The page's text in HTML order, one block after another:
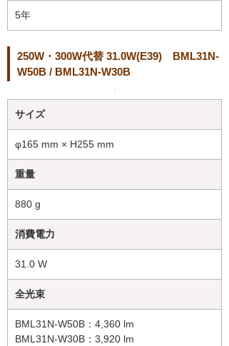
5年
250W・300W代替 31.0W(E39) BML31N-
W50B / BML31N-W30B
サイズ
φ165 mm × H255 mm
重量
880 g
消費電力
31.0 W
全光束
BML31N-W50B：4,360 lm
BML31N-W30B：3,920 lm